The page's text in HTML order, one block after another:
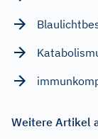
Weitere Artikel